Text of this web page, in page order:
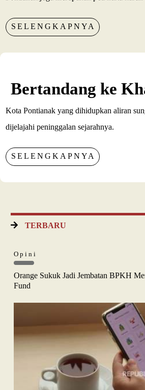
SELENGKAPNYA
Bertandang ke
Kota Pontianak yang dihidupkan aliran
dijelajahi peninggalan sejarahnya.
SELENGKAPNYA
TERBARU
Opini
Orange Sukuk Jadi Jembatan BPKH
Fund